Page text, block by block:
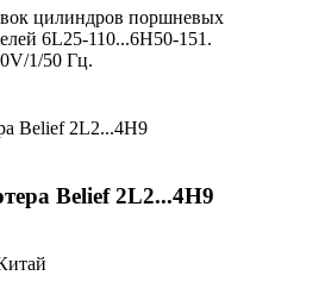
цилиндров поршневых
6L25-110...6H50-151.
1/50 Гц.
Belief 2L2...4H9